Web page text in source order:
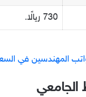
730 ريالًا.
المهندسين في
الجامعي